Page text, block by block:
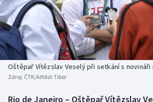
Americký fotbal
Baseball a softbal
Basketbal
Biatlon
NEPŘEHLÉDNĚTE
Soutěže
Historické návraty
Aplikace ČT sport
Oštěpař Vítězslav Veselý při setkání s novináři
Zdroj: ČTK/Alföldi Tibor
Rio de Janeiro – Oštěpař Vítězslav